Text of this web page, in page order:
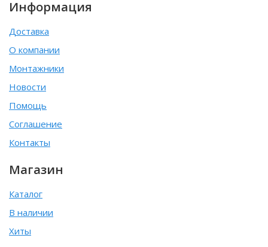
Информация
Доставка
О компании
Монтажники
Новости
Помощь
Соглашение
Контакты
Магазин
Каталог
В наличии
Хиты